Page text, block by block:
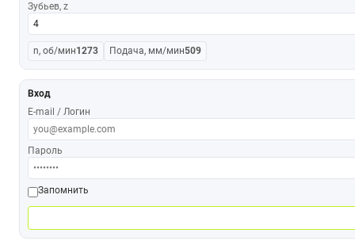
Зубьев, z
n, об/мин1273 Подача, мм/мин509
Вход
E-mail / Логин
Пароль
Запомнить